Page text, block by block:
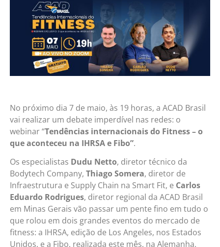
No próximo dia 7 de maio, às 19 horas, a ACAD Brasil
vai realizar um debate imperdível nas redes: o
webinar “Tendências internacionais do Fitness – o
que aconteceu na IHRSA e Fibo”.
Os especialistas Dudu Netto, diretor técnico da
Bodytech Company, Thiago Somera, diretor de
Infraestrutura e Supply Chain na Smart Fit, e Carlos
Eduardo Rodrigues, diretor regional da ACAD Brasil
em Minas Gerais vão passar um pente fino em tudo o
que rolou em dois grandes eventos do mercado de
fitness: a IHRSA, edição de Los Angeles, nos Estados
Unidos, e a Fibo, realizada este mês, na Alemanha.